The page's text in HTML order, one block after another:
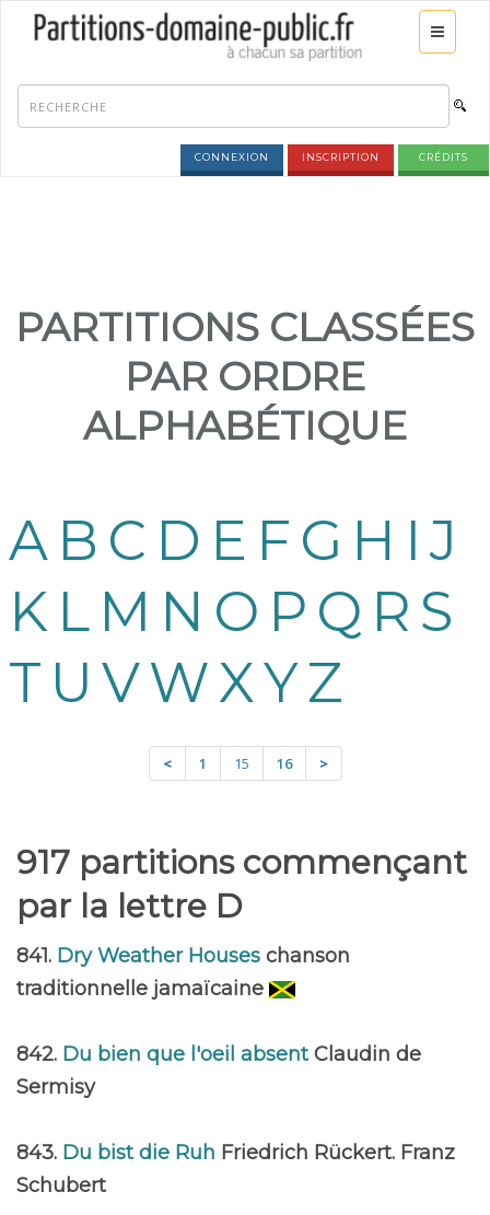
CONNEXION INSCRIPTION CRÉDITS
PARTITIONS CLASSÉES
PAR ORDRE
ALPHABÉTIQUE
A B C D E F G H I J
K L M N O P Q R S
T U VWXYZ
< 1 15 16 >
917 partitions commençant
par la lettre D
841. Dry Weather Houses chanson
traditionnelle jamaïcaine
842. Du bien que l'oeil absentClaudin de
Sermisy
843. Du bist die Ruh Friedrich Rückert. Franz
Schubert